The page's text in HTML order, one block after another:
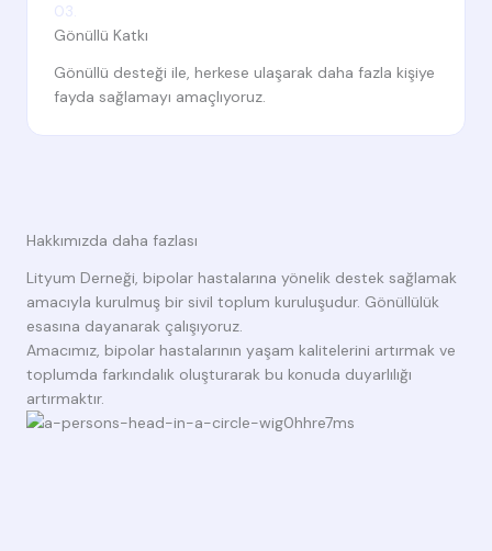
03.
Gönüllü Katkı
Gönüllü desteği ile, herkese ulaşarak daha fazla kişiye
fayda sağlamayı amaçlıyoruz.
Hakkımızda daha fazlası
Lityum Derneği, bipolar hastalarına yönelik destek sağlamak
amacıyla kurulmuş bir sivil toplum kuruluşudur. Gönüllülük
esasına dayanarak çalışıyoruz.
Amacımız, bipolar hastalarının yaşam kalitelerini artırmak ve
toplumda farkındalık oluşturarak bu konuda duyarlılığı
artırmaktır.